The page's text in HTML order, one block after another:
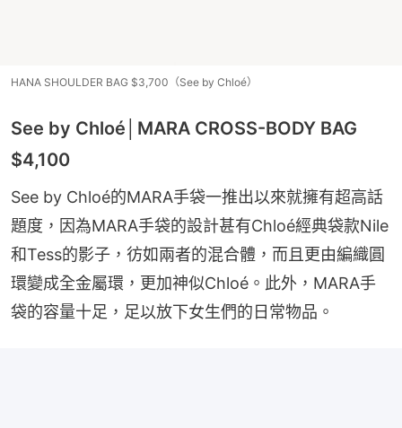
HANA SHOULDER BAG $3,700（See by Chloé）
See by Chloé│MARA CROSS-BODY BAG
$4,100
See by Chloé的MARA手袋一推出以來就擁有超高話
題度，因為MARA手袋的設計甚有Chloé經典袋款Nile
和Tess的影子，彷如兩者的混合體，而且更由編織圓
環變成全金屬環，更加神似Chloé。此外，MARA手
袋的容量十足，足以放下女生們的日常物品。